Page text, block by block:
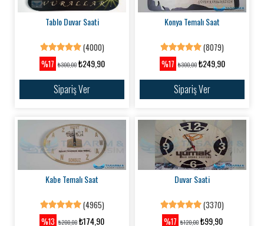
Tablo Duvar Saati
(4000)
%17 ₺300,00₺249,90
Sipariş Ver
Konya Temalı Saat
(8079)
%17 ₺300,00₺249,90
Sipariş Ver
Kabe Temalı Saat
(4965)
%13 ₺200,00 ₺174,90
Duvar Saati
(3370)
%17 ₺120,00₺99,90